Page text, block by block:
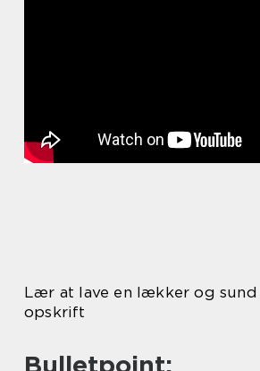
Lær at lave en lækker og
opskrift
Bulletpoint: